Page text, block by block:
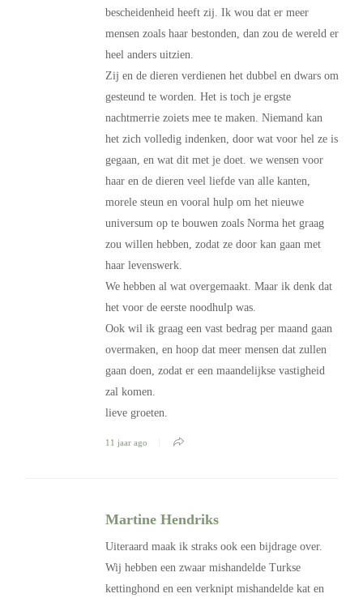
bescheidenheid heeft zij. Ik wou dat er meer
mensen zoals haar bestonden, dan zou de wereld er
heel anders uitzien.
Zij en de dieren verdienen het dubbel en dwars om
gesteund te worden. Het is toch je ergste
nachtmerrie zoiets mee te maken. Niemand kan
het zich volledig indenken, door wat voor hel ze is
gegaan, en wat dit met je doet. we wensen voor
haar en de dieren veel liefde van alle kanten,
morele steun en vooral hulp om het nieuwe
universum op te bouwen zoals Norma het graag
zou willen hebben, zodat ze door kan gaan met
haar levenswerk.
We hebben al wat overgemaakt. Maar ik denk dat
het voor de eerste noodhulp was.
Ook wil ik graag een vast bedrag per maand gaan
overmaken, en hoop dat meer mensen dat zullen
gaan doen, zodat er een maandelijkse vastigheid
zal komen.
lieve groeten.
11 jaar ago
Martine Hendriks
Uiteraard maak ik straks ook een bijdrage over.
Wij hebben een zwaar mishandelde Turkse
kettinghond en een verknipt mishandelde kat en